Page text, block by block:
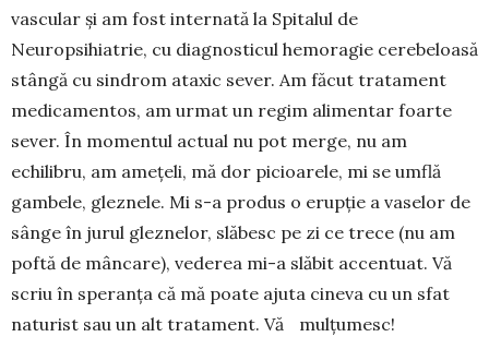
vascular și am fost internată la Spi­talul de
Neuropsihiatrie, cu diagnosticul hemo­ragie cerebeloasă
stângă cu sindrom ataxic sever. Am făcut tratament
medicamentos, am urmat un regim alimentar foarte
sever. În momentul actual nu pot merge, nu am
echilibru, am amețeli, mă dor picioarele, mi se umflă
gambele, gleznele. Mi s-a produs o erupție a vaselor de
sânge în jurul gleznelor, slăbesc pe zi ce trece (nu am
poftă de mâncare), vederea mi-a slăbit accentuat. Vă
scriu în speranța că mă poate ajuta cineva cu un sfat
naturist sau un alt tratament. Vă mulțumesc!